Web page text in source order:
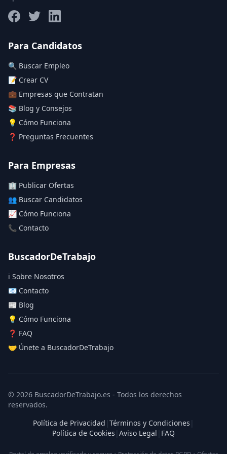
Deja vacío para "sin límite"
Aplicar filtros
Para Candidatos
🔍 Buscar Empleo
📝 Crear CV
💼 Empresas que Contratan
📚 Blog y Consejos
💡 Cómo Funciona
❓ Preguntas Frecuentes
Para Empresas
🏢 Publicar Ofertas
👥 Buscar Candidatos
📈 Cómo Funciona
📞 Contacto
BuscadorDeTrabajo
ℹ️ Sobre Nosotros
📧 Contacto
📰 Blog
💡 Cómo Funciona
❓ FAQ
🤝 Únete a BuscadorDeTrabajo
© 2026 BuscadorDeTrabajo.es - Todos los derechos
reservados.
Política de Privacidad | Términos y Condiciones |
Política de Cookies | Aviso Legal | FAQ